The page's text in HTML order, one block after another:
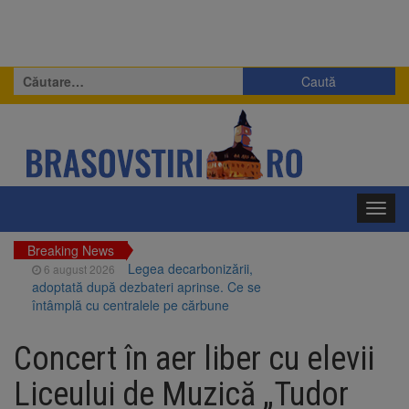
Caută
după:
Breaking News
6 august 2026
Legea decarbonizării,
adoptată după dezbateri aprinse. Ce se
întâmplă cu centralele pe cărbune
de Senat cu amendamentele PSD și AUR.
Proiectul merge la promulgare
6 august 2026
Artiști din SUA și Cuba vin la
Brașov Jazz & Blues Festival. Ediția a 14-a
Concert în aer liber cu elevii
Liceului de Muzică „Tudor